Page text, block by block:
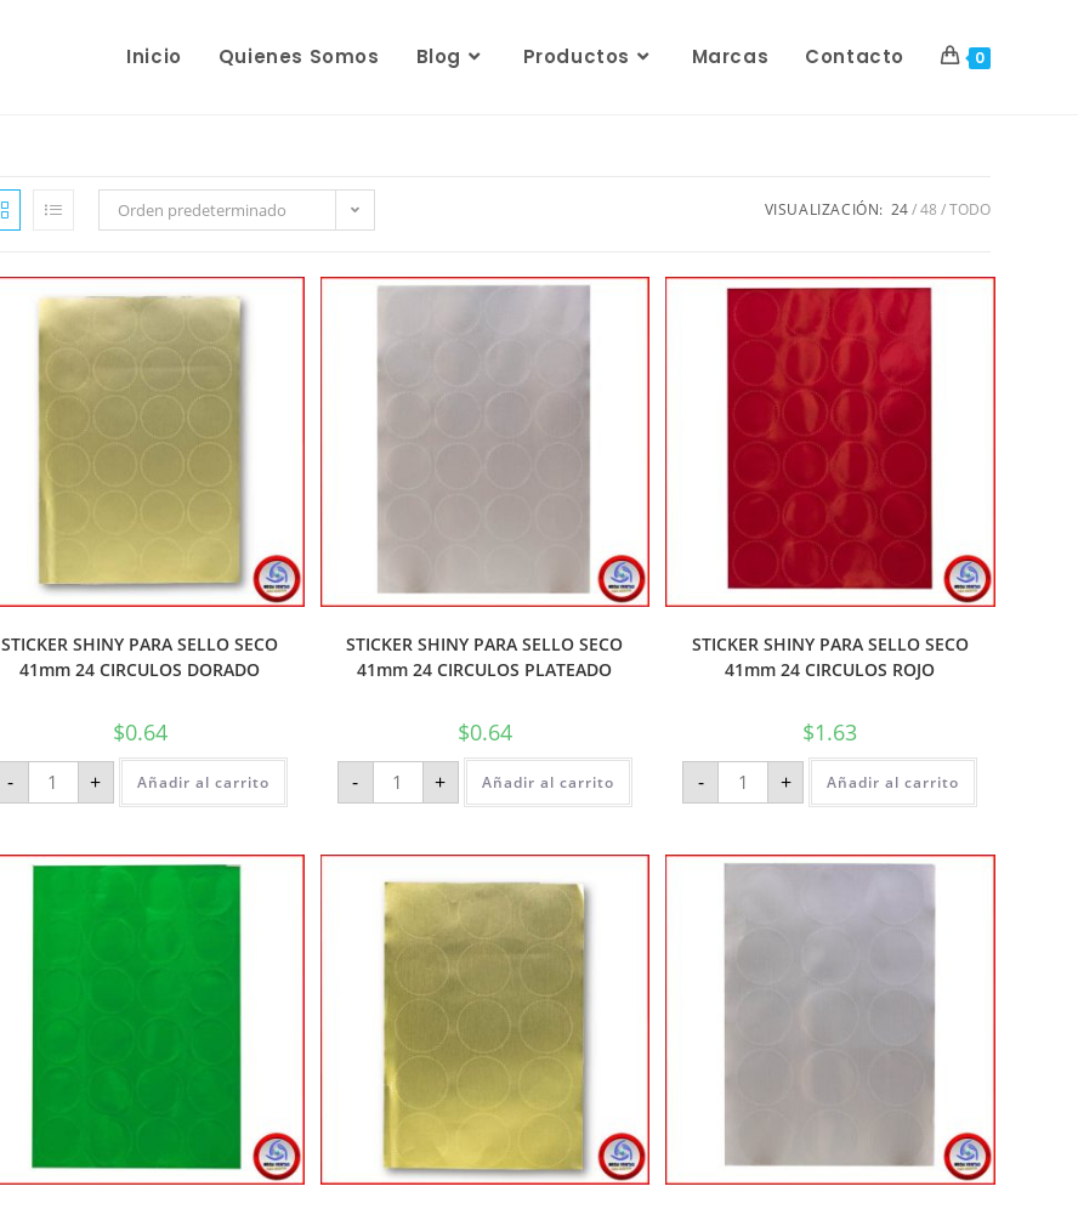
Inicio Quienes Somos Blog Productos Marcas Contacto 0
Orden predeterminado VISUALIZACIÓN: 24 48 TODO
STICKER SHINY PARA SELLO SECO
41mm 24 CIRCULOS DORADO
$0.64
- + Añadir al carrito
STICKER SHINY PARA SELLO SECO
41mm 24 CIRCULOS PLATEADO
$0.64
- + Añadir al carrito
STICKER SHINY PARA SELLO SECO
41mm 24 CIRCULOS ROJO
$1.63
- + Añadir al carrito